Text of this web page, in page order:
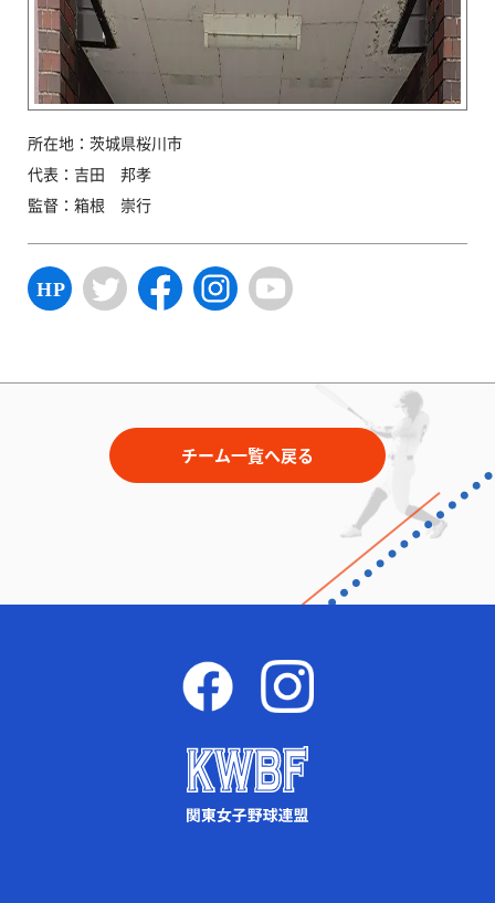
所在地：茨城県桜川市
代表：吉田 邦孝
監督：箱根 崇行
チーム一覧へ戻る